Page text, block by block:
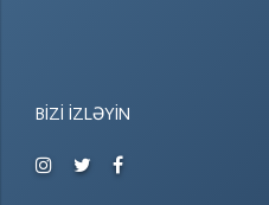
BIZI İZLƏYIN